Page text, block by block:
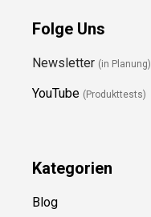
Folge Uns
Newsletter (in Planung)
YouTube (Produkttests)
Kategorien
Blog